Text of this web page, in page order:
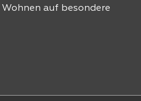
auf besondere